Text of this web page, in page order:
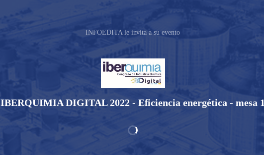
INFOEDITA le invita a su evento
IBERQUIMIA DIGITAL 2022 - Eficiencia energética - mesa 1